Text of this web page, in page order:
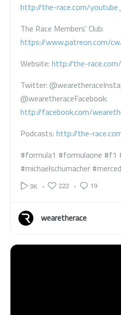
http://the-race.com/
The Race Members' Club:
https://www.patreon.com/
Website: http://the-race.com/
Twitter: @wearetherace
@wearetheraceFacebook:
http://facebook.com/
Podcasts: http://the-
#formula1 #formulaone #f1
#michaelschumacher
3K 222 19
wearetherace